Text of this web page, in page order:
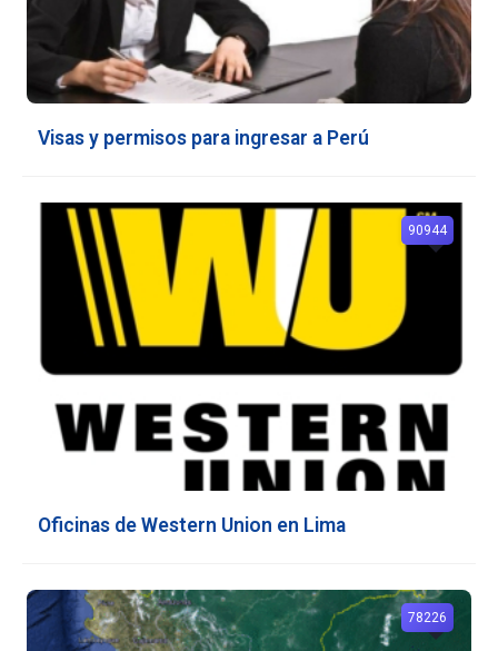
Visas y permisos para ingresar a Perú
Oficinas de Western Union en Lima
90944
78226